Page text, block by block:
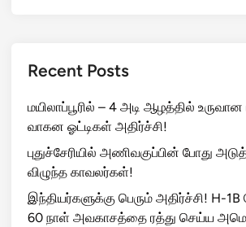
Recent Posts
மயிலாப்பூரில் – 4 அடி ஆழத்தில் உருவான
வாகன ஓட்டிகள் அதிர்ச்சி!
புதுச்சேரியில் அணிவகுப்பின் போது
விழுந்த காவலர்கள்!
இந்தியர்களுக்கு பெரும் அதிர்ச்சி! H-
60 நாள் அவகாசத்தை ரத்து செய்ய